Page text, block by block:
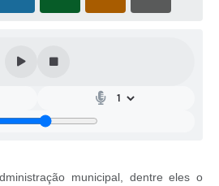
municipal, dentre eles o